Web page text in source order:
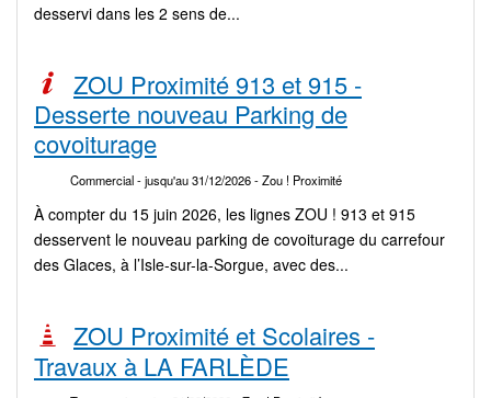
desservi dans les 2 sens de...
ZOU Proximité 913 et 915 -
Desserte nouveau Parking de
covoiturage
Commercial- jusqu'au 31/12/2026- Zou ! Proximité
À compter du 15 juin 2026, les lignes ZOU ! 913 et 915
desservent le nouveau parking de covoiturage du carrefour
des Glaces, à l’Isle-sur-la-Sorgue, avec des...
ZOU Proximité et Scolaires -
Travaux à LA FARLÈDE